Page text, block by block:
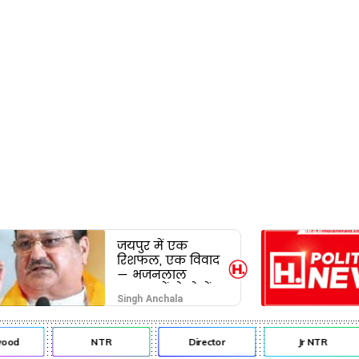
जयपुर में एक
रिशफल, एक विवाद
— भजनलाल
सरकार में दो खेमों
की जंग अब छुपेगी
कैसे?
Singh Anchala
NTR Director Jr NTR